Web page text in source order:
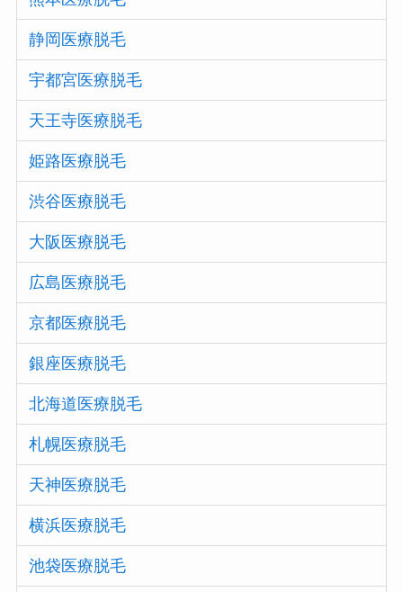
静岡医療脱毛
宇都宮医療脱毛
天王寺医療脱毛
姫路医療脱毛
渋谷医療脱毛
大阪医療脱毛
広島医療脱毛
京都医療脱毛
銀座医療脱毛
北海道医療脱毛
札幌医療脱毛
天神医療脱毛
横浜医療脱毛
池袋医療脱毛